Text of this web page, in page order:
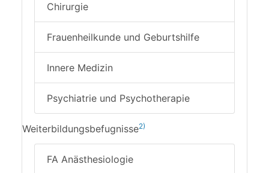
Chirurgie
Frauenheilkunde und Geburtshilfe
Innere Medizin
Psychiatrie und Psychotherapie
Weiterbildungsbefugnisse2)
FA Anästhesiologie